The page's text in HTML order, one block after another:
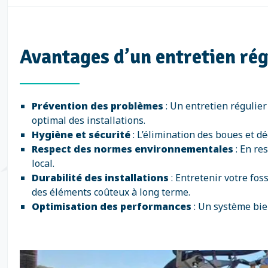
Avantages d’un entretien
Prévention des problèmes : Un entretien
optimal des installations.
Hygiène et sécurité: L’élimination des boues et
Respect des normes environnementales : En
local.
Durabilité des installations : Entretenir votre
des éléments coûteux à long terme.
Optimisation des performances : Un système